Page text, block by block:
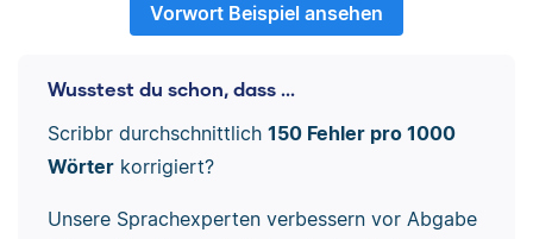
Vorwort Beispiel ansehen
Wusstest du schon, dass ...
Scribbr durchschnittlich 150 Fehler pro 1000
Wörterkorrigiert?
Unsere Sprachexperten verbessern vor Abgabe